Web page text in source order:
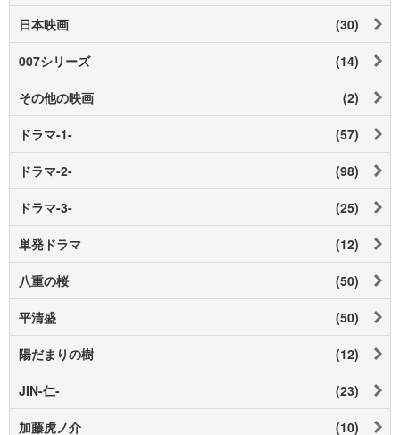
日本映画 (30)
007シリーズ (14)
その他の映画 (2)
ドラマ-1- (57)
ドラマ-2- (98)
ドラマ-3- (25)
単発ドラマ (12)
八重の桜 (50)
平清盛 (50)
陽だまりの樹 (12)
JIN-仁- (23)
加藤虎ノ介 (10)